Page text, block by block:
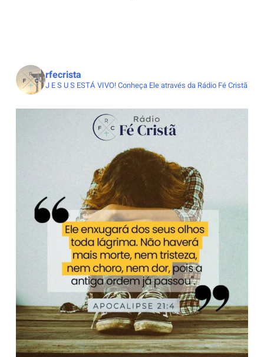
rfecrista
J E S U S ESTÁ VIVO!Conheça Ele através da Rádio Fé Cristã